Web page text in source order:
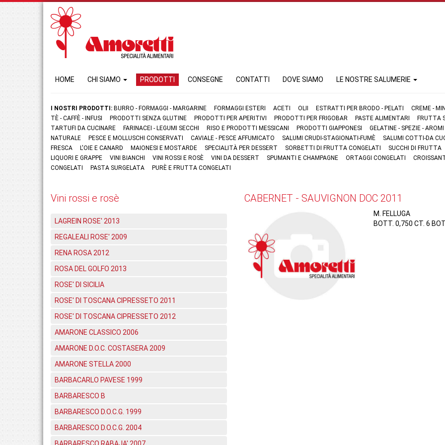
HOME CHI SIAMO PRODOTTI CONSEGNE CONTATTI DOVE SIAMO LE NOSTRE SALUMERIE
I NOSTRI PRODOTTI: BURRO - FORMAGGI - MARGARINE FORMAGGI ESTERI ACETI OLII ESTRATTI PER BRODO - PELATI
CREME -
TÈ - CAFFÈ - INFUSI
PRODOTTI SENZA GLUTINE PRODOTTI PER APERITIVI PRODOTTI PER FRIGOBAR PASTE ALIMENTARI
FRUTTA
TARTUFI DA CUCINARE
FARINACEI - LEGUMI SECCHI RISO E PRODOTTI MESSICANI PRODOTTI GIAPPONESI
GELATINE - SPEZIE - AROMI
NATURALE
PESCE E MOLLUSCHI CONSERVATI CAVIALE - PESCE AFFUMICATO SALUMI CRUDI-STAGIONATI-FUMÈ
SALUMI COTTI-DA
FRESCA
L'OIE E CANARD MAIONESI E MOSTARDE SPECIALITÀ PER DESSERT SORBETTI DI FRUTTA CONGELATI
SUCCHI DI FRUTTA
LIQUORI E GRAPPE
VINI BIANCHI VINI ROSSI E ROSÈ VINI DA DESSERT SPUMANTI E CHAMPAGNE ORTAGGI CONGELATI
CONGELATI
PASTA SURGELATA PURÈ E FRUTTA CONGELATI
Vini rossi e rosè
LAGREIN ROSE' 2013
REGALEALI ROSE' 2009
RENA ROSA 2012
ROSA DEL GOLFO 2013
ROSE' DI SICILIA
ROSE' DI TOSCANA CIPRESSETO 2011
ROSE' DI TOSCANA CIPRESSETO 2012
AMARONE CLASSICO 2006
AMARONE D.O.C. COSTASERA 2009
AMARONE STELLA 2000
BARBACARLO PAVESE 1999
BARBARESCO B
BARBARESCO D.O.C.G. 1999
BARBARESCO D.O.C.G. 2004
CABERNET - SAUVIGNON DOC 2011
M. FELLUGA
BOTT. 0,750 CT. 6